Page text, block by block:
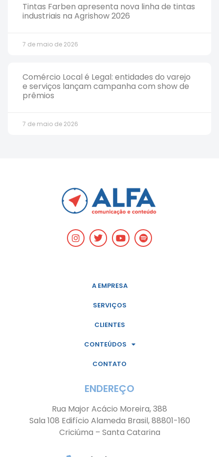
Tintas Farben apresenta nova linha de tintas
industriais na Agrishow 2026
7 de maio de 2026
Comércio Local é Legal: entidades do varejo
e serviços lançam campanha com show de
prêmios
7 de maio de 2026
A EMPRESA
SERVIÇOS
CLIENTES
CONTEÚDOS
CONTATO
ENDEREÇO
Rua Major Acácio Moreira, 388
Sala 108 Edifício Alameda Brasil, 88801-160
Criciúma – Santa Catarina